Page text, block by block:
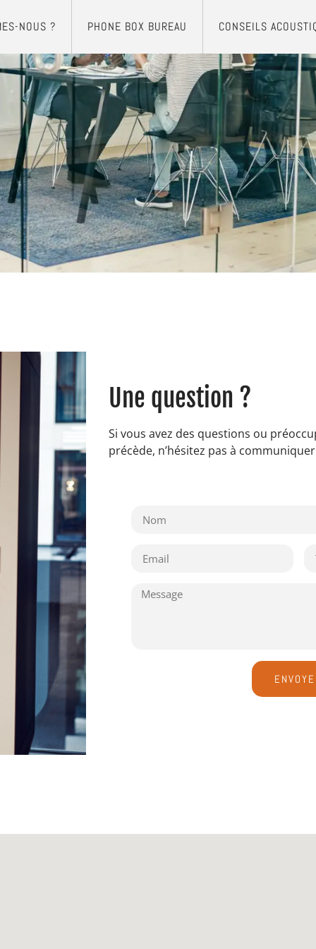
NOUS ? PHONE BOX BUREAU CONSEILS
Une question ?
Si vous avez des questions ou
précède, n’hésitez pas à